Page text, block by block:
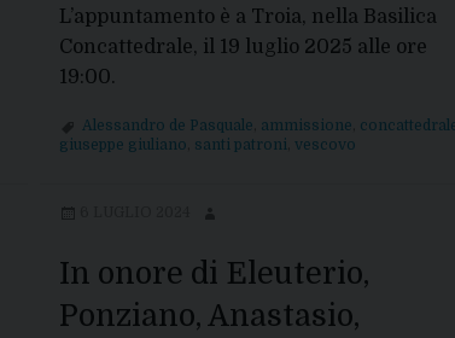
L’appuntamento è a Troia, nella Basilica
Concattedrale, il 19 luglio 2025 alle ore
19:00.
Alessandro de Pasquale ammissione
giuseppe giuliano santi patroni vescovo
In onore di Eleuterio,
Ponziano, Anastasio,